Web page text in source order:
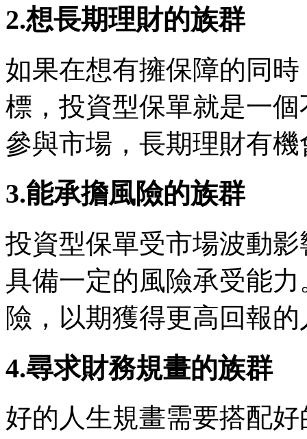
2.想長期理財的族群
如果在想有擁保障的同
標，投資型保單就是一
參與市場，長期理財有
3.能承擔風險的族群
投資型保單受市場波動
具備一定的風險承受能
險，以期獲得更高回報
4.尋求財務規畫的族群
好的人生規畫需要搭配